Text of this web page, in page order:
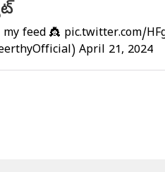
feed 👸 pic.twitter.com/
April 21, 2024